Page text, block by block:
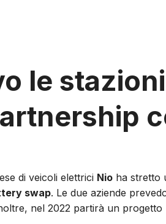
le stazioni
di veicoli elettrici Nio ha stretto
swap. Le due aziende
nel 2022 partirà un